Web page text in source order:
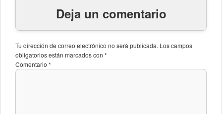
Deja un comentario
Tu dirección de correo electrónico no será publicada. Los campos
obligatorios están marcados con *
Comentario *